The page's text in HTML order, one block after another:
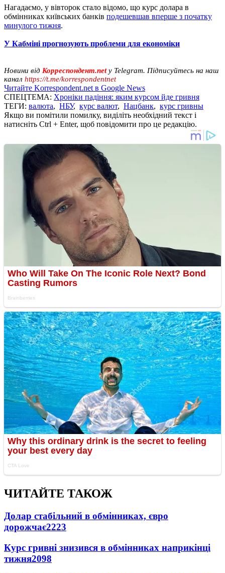
Нагадаємо, у вівторок стало відомо, що курс долара в
обмінниках київських банків подешевшав вперше з початку
минулого тижня.
У Кабміні прогнозують проблеми для економіки
Новини від Корреспондент.net у Telegram. Підписуйтесь на наш
канал https://t.me/korrespondentnet
Читайте Korrespondent.net в Google News
СПЕЦТЕМА: Хроніки падіння: яким курсом йде гривня
ТЕГИ: валюта, НБУ, курс валют, Нацбанк, курс гривны
Якщо ви помітили помилку, виділіть необхідний текст і
натисніть Ctrl + Enter, щоб повідомити про це редакцію.
ЧИТАЙТЕ ТАКОЖ
Долар стабільний в обмінниках, євро
дорожчає2223
Курс гривні знизився в обмінниках наприкінці
тижня2098